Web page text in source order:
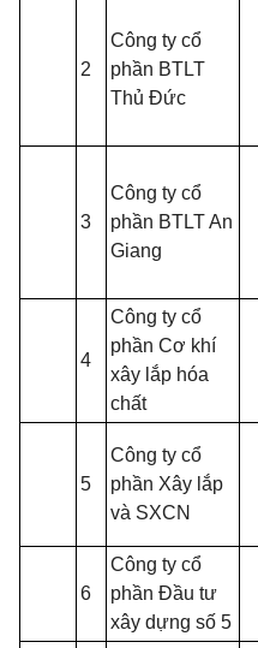
2
Công ty cổ
phần BTLT
Thủ Đức
3
Công ty cổ
phần BTLT An
Giang
4
Công ty cổ
phần Cơ khí
xây lắp hóa
chất
5
Công ty cổ
phần Xây lắp
và SXCN
6
Công ty cổ
phần Đầu tư
xây dựng số 5